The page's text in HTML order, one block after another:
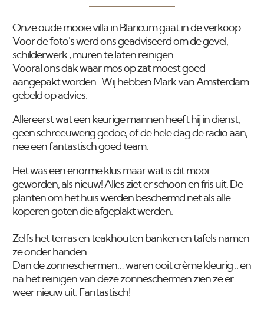
Onze oude mooie villa in Blaricum gaat in de verkoop .
Voor de foto's werd ons geadviseerd om de gevel,
schilderwerk , muren te laten reinigen.
Vooral ons dak waar mos op zat moest goed
aangepakt worden . Wij hebben Mark van Amsterdam
gebeld op advies.
Allereerst wat een keurige mannen heeft hij in dienst,
geen schreeuwerig gedoe, of de hele dag de radio aan,
nee een fantastisch goed team.
Het was een enorme klus maar wat is dit mooi
geworden, als nieuw! Alles ziet er schoon en fris uit. De
planten om het huis werden beschermd net als alle
koperen goten die afgeplakt werden.
Zelfs het terras en teakhouten banken en tafels namen
ze onder handen.
Dan de zonneschermen… waren ooit crème kleurig .. en
na het reinigen van deze zonneschermen zien ze er
weer nieuw uit. Fantastisch!